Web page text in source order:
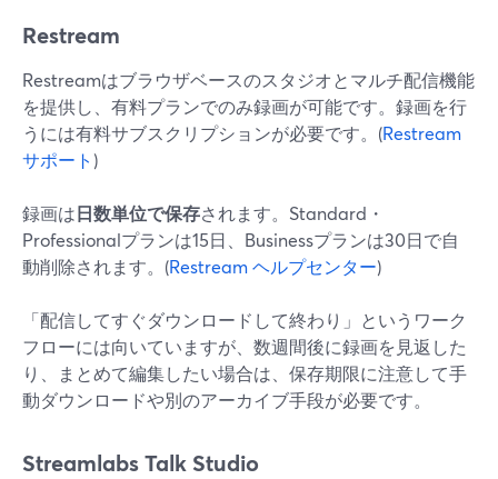
Restream
Restreamはブラウザベースのスタジオとマルチ配信機能
を提供し、有料プランでのみ録画が可能です。録画を行
うには有料サブスクリプションが必要です。(Restream
サポート )
録画は日数単位で保存されます。Standard・
Professionalプランは15日、Businessプランは30日で自
動削除されます。(Restream ヘルプセンター)
「配信してすぐダウンロードして終わり」というワーク
フローには向いていますが、数週間後に録画を見返した
り、まとめて編集したい場合は、保存期限に注意して手
動ダウンロードや別のアーカイブ手段が必要です。
Streamlabs Talk Studio